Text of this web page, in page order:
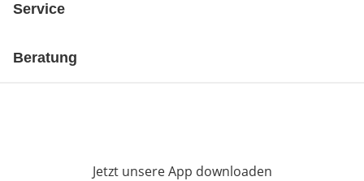
Service
Beratung
Jetzt unsere App downloaden